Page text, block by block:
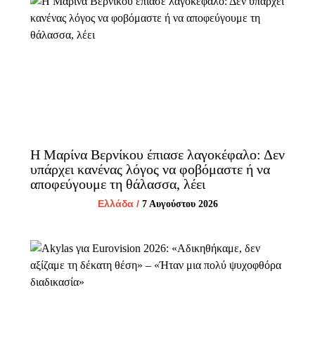
Η Μαρίνα Βερνίκου έπιασε λαγοκέφαλο: Δεν
υπάρχει κανένας λόγος να φοβόμαστε ή να
αποφεύγουμε τη θάλασσα, λέει
Ελλάδα/ 7 Αυγούστου 2026